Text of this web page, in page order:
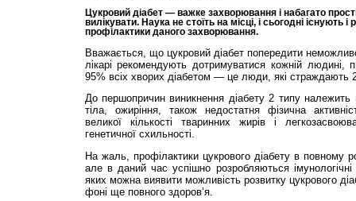
Цукровий діабет — важке захворювання і набагато
вилікувати. Наука не стоїть на місці, і сьогодні існують
профілактики даного захворювання.
Вважається, що цукровий діабет попередити
лікарі рекомендують дотримуватися кожній
95% всіх хворих діабетом — це люди, які страждають
До першопричин виникнення діабету 2 типу
тіла, ожиріння, також недостатня фізична
великої кіль­кості тваринних жирів і
генетичної схильності.
На жаль, профілактики цукрового діабету в повному
але в даний час успішно розробляються
яких можна виявити можливість розвитку цукрового
фоні ще повного здоров’я.